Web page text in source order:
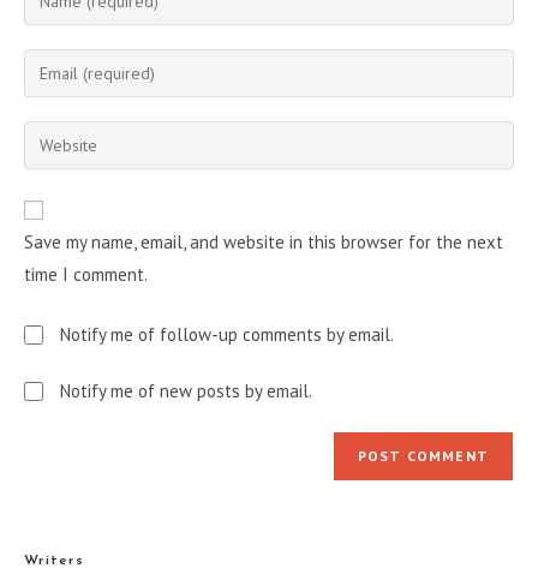
your
name
comment
Enter
your
email
address
Enter
your
URL
(optional)
Save my name, email, and website in this browser for the next
time I comment.
Notify me of follow-up comments by email.
Notify me of new posts by email.
Writers